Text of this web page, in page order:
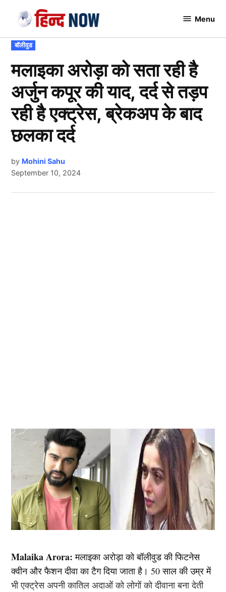
content
Menu
POSTED
IN
बॉलीवुड
मलाइका अरोड़ा को सता रही है
अर्जुन कपूर की याद, दर्द से तड़प
रही है एक्ट्रेस, ब्रेकअप के बाद
छलका दर्द
by Mohini Sahu
September 10, 2024
Malaika Arora: मलाइका अरोड़ा को बॉलीवुड की फिटनेस
क्वीन और फैशन दीवा का टैग दिया जाता है। 50 साल की उम्र में
भी एक्ट्रेस अपनी कातिल अदाओं को लोगों को दीवाना बना देती